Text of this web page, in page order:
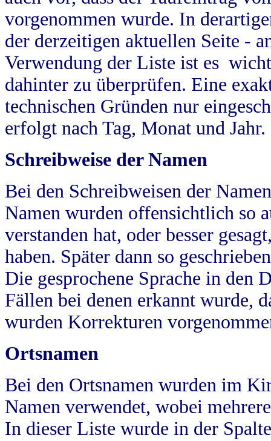
vorgenommen wurde. In
der derzeitigen aktuellen Seite -
Verwendung der Liste ist es
dahinter zu überprüfen. Eine
technischen Gründen nur
erfolgt nach Tag, Monat und Jahr.
Schreibweise der Namen
Bei den Schreibweisen der
Namen wurden offensichtlich so
verstanden hat, oder besser
haben. Später dann so
Die gesprochene Sprache in
Fällen bei denen erkannt wurde,
wurden Korrekturen
Ortsnamen
Bei den Ortsnamen wurden im
Namen verwendet, wobei
In dieser Liste wurde in der